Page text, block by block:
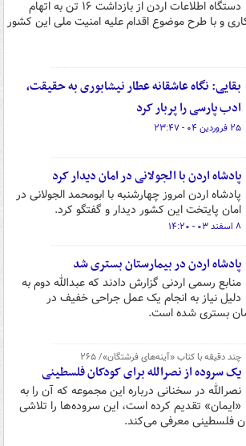
دستگاه اطلاعات اردن از بازداشت ۱۶ تن به اتهام
و با طرح موضوع اقدام علیه امنیت ملی این کشور
بقایی: نگاه عاشقانه عطار نیشابوری به حقیقت،
ادب پارسی را پربار کرد
۲۵ فروردین ۰۴ - ۲۳:۴۷
پادشاه اردن با الجولانی در امان دیدار کرد
پادشاه اردن امروز چهارشنبه با ابومحمد الجولانی در
امان پایتخت این کشور دیدار و گفتگو کرد.
۸ اسفند ۰۳ - ۱۴:۲۰
پادشاه اردن در بیمارستان بستری شد
منابع رسمی اردنی گزارش دادند که عبدالله دوم به
دلیل نیاز به انجام یک عمل جراحی خفیف در
بستری شده است.
چند دقیقه با کتاب‌ «آینه‌های فرشتگان»/ ۲۶۵
یک سروده از نصرالله برای کودکان فلسطینی
نصرالله در سخنانی درباره این مجموعه که آن را به
«ایمان» تقدیم کرده است، این سروده‌ها را تلاشی
فلسطینی معرفی می‌کند.